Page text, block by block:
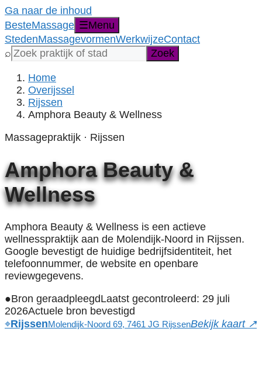
Ga naar de inhoud
BesteMassage ☰Menu
StedenMassagevormenWerkwijzeContact
Zoek
een
praktijk,
stad,
provincie
⌕ Zoek
Home
Overijssel
Rijssen
Amphora Beauty & Wellness
Massagepraktijk · Rijssen
Amphora Beauty &
Wellness
Amphora Beauty & Wellness is een actieve
wellnesspraktijk aan de Molendijk-Noord in Rijssen.
Google bevestigt de huidige bedrijfsidentiteit, het
telefoonnummer, de website en openbare
reviewgegevens.
●Bron geraadpleegdLaatst gecontroleerd: 29 juli
2026Actuele bron bevestigd
⌖RijssenMolendijk-Noord 69, 7461 JG RijssenBekijk kaart ↗